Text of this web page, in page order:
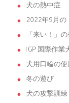
犬の熱中症
2022年9月の
「来い！」
IGP 国際作業
犬用口輪の使
冬の遊び
犬の攻撃訓練